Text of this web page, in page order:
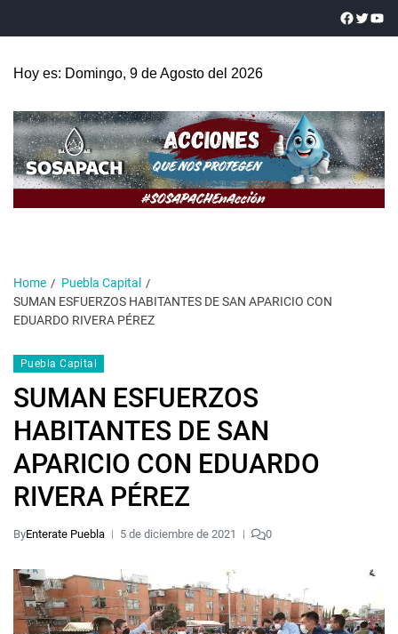
Hoy es: Domingo, 9 de Agosto del 2026
Home
Puebla Capital
SUMAN ESFUERZOS HABITANTES DE SAN APARICIO CON
EDUARDO RIVERA PÉREZ
Puebla Capital
SUMAN ESFUERZOS
HABITANTES DE SAN
APARICIO CON EDUARDO
RIVERA PÉREZ
ByEnterate Puebla 5 de diciembre de 2021 0